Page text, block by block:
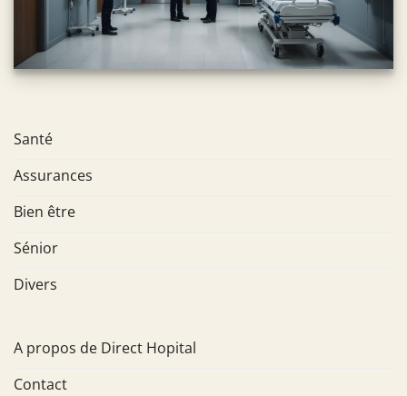
Santé
Assurances
Bien être
Sénior
Divers
A propos de Direct Hopital
Contact